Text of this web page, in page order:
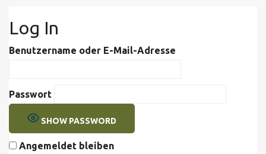
Log In
Benutzername oder E-Mail-Adresse
Passwort
SHOW PASSWORD
Angemeldet bleiben